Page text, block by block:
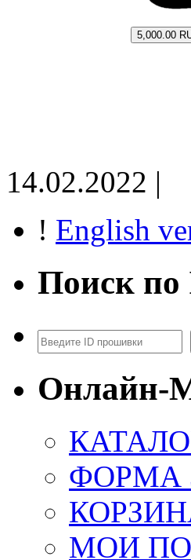
5,000.00
14.02.2022 |
! English
Поиск по
Поиск
Онлайн-
ФОРМА
МОИ